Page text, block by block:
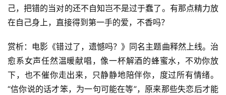
己，把错的当对的还不自知岂不是过于蠢了。有那点精力放
在自己身上，直接得到第一手的爱，不香吗？
赏析：电影《错过了，遗憾吗？》同名主题曲释然上线。治
愈系女声任然温暖献唱，像一杯解酒的蜂蜜水，不劝你放
下，也不催你走出来，只静静地陪伴你，度过所有情绪。
“信你说的话才笨，为一句可能在等”，原来那些失恋后才能